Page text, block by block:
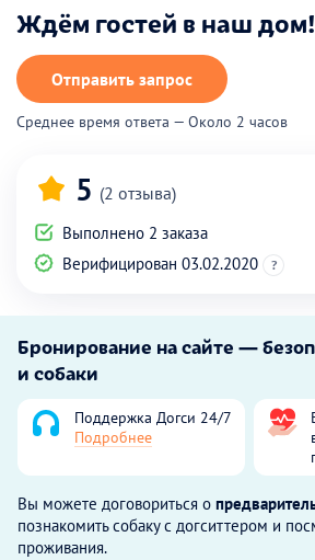
Ждём гостей в наш дом!
Отправить запрос
Среднее время ответа — Около 2 часов
5 (2 отзыва)
Выполнено 2 заказа
Верифицирован 03.02.2020
?
Бронирование на сайте —
и собаки
Поддержка Догси 24/7
Подробнее
Вы можете договориться о
познакомить собаку с догситтером и
проживания.